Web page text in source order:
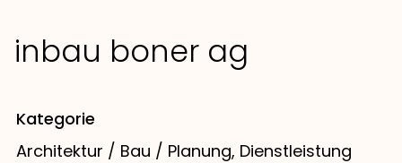
inbau boner ag
Kategorie
Architektur / Bau / Planung, Dienstleistung